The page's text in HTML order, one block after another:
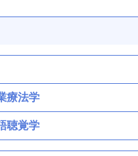
療法学
聴覚学